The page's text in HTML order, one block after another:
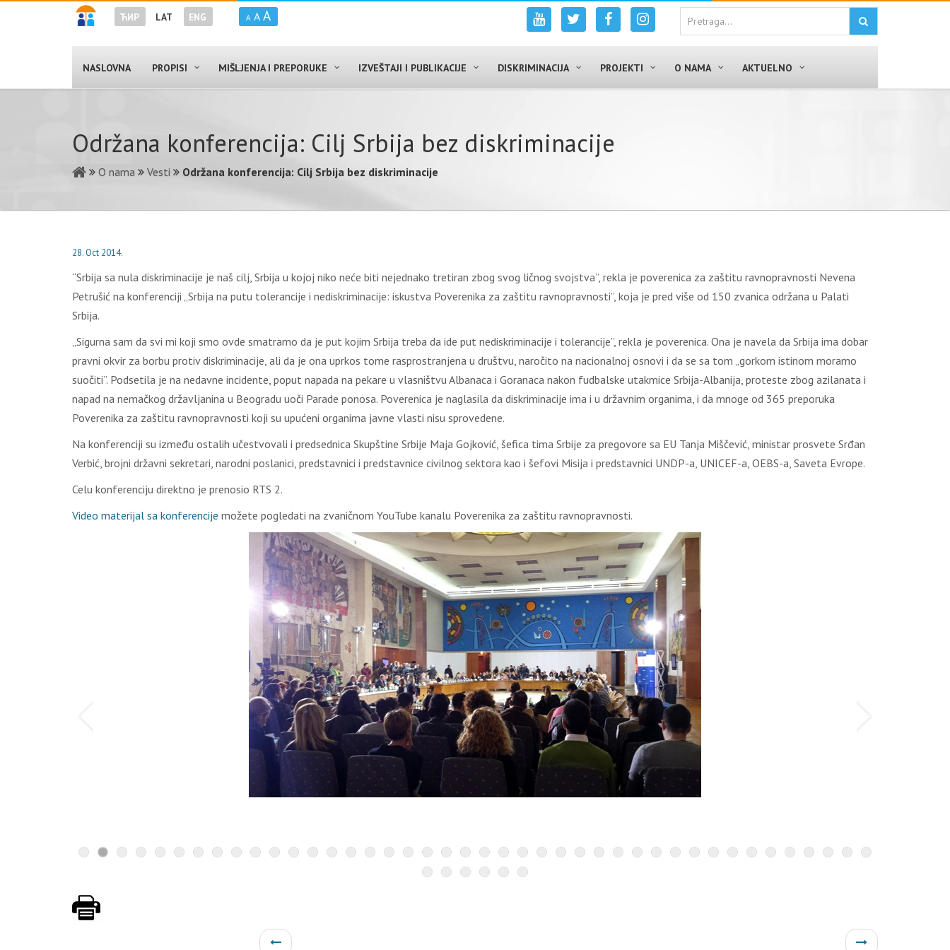
ЋИР LAT ENG A A A
NASLOVNA PROPISI MIŠLJENJA I PREPORUKE IZVEŠTAJI I PUBLIKACIJE DISKRIMINACIJA PROJEKTI O NAMA AKTUELNO
Održana konferencija: Cilj Srbija bez diskriminacije
O nama Vesti Održana konferencija: Cilj Srbija bez diskriminacije
28. Oct 2014.
“Srbija sa nula diskriminacije je naš cilj, Srbija u kojoj niko neće biti nejednako tretiran zbog svog ličnog svojstva”, rekla je poverenica za zaštitu ravnopravnosti Nevena
Petrušić na konferenciji „Srbija na putu tolerancije i nediskriminacije: iskustva Poverenika za zaštitu ravnopravnosti”, koja je pred više od 150 zvanica održana u Palati
Srbija.
„Sigurna sam da svi mi koji smo ovde smatramo da je put kojim Srbija treba da ide put nediskriminacije i tolerancije”, rekla je poverenica. Ona je navela da Srbija ima dobar
pravni okvir za borbu protiv diskriminacije, ali da je ona uprkos tome rasprostranjena u društvu, naročito na nacionalnoj osnovi i da se sa tom „gorkom istinom moramo
suočiti”. Podsetila je na nedavne incidente, poput napada na pekare u vlasništvu Albanaca i Goranaca nakon fudbalske utakmice Srbija-Albanija, proteste zbog azilanata i
napad na nemačkog državljanina u Beogradu uoči Parade ponosa. Poverenica je naglasila da diskriminacije ima i u državnim organima, i da mnoge od 365 preporuka
Poverenika za zaštitu ravnopravnosti koji su upućeni organima javne vlasti nisu sprovedene.
Na konferenciji su između ostalih učestvovali i predsednica Skupštine Srbije Maja Gojković, šefica tima Srbije za pregovore sa EU Tanja Miščević, ministar prosvete Srđan
Verbić, brojni državni sekretari, narodni poslanici, predstavnici i predstavnice civilnog sektora kao i šefovi Misija i predstavnici UNDP-a, UNICEF-a, OEBS-a, Saveta Evrope.
Celu konferenciju direktno je prenosio RTS 2.
Video materijal sa konferencije možete pogledati na zvaničnom YouTube kanalu Poverenika za zaštitu ravnopravnosti.